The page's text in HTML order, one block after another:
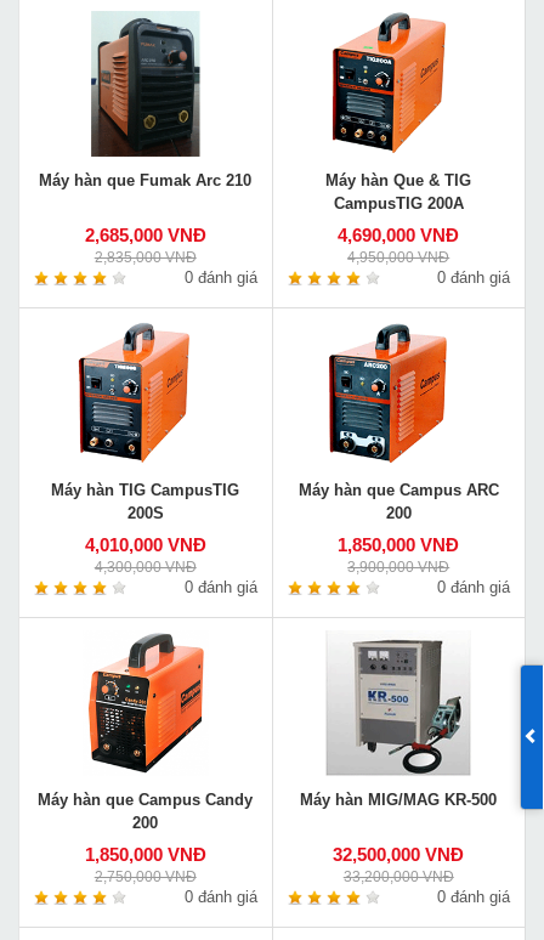
Máy hàn que Fumak Arc 210
2,685,000 VNĐ
2,835,000 VNĐ
0 đánh giá
Máy hàn Que & TIG
CampusTIG 200A
4,690,000 VNĐ
4,950,000 VNĐ
0 đánh giá
Máy hàn TIG CampusTIG
200S
4,010,000 VNĐ
4,300,000 VNĐ
0 đánh giá
Máy hàn que Campus ARC
200
1,850,000 VNĐ
3,900,000 VNĐ
0 đánh giá
Máy hàn que Campus Candy
200
1,850,000 VNĐ
2,750,000 VNĐ
0 đánh giá
Máy hàn MIG/MAG KR-500
32,500,000 VNĐ
33,200,000 VNĐ
0 đánh giá